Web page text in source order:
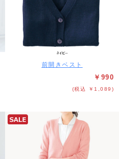
前開きベスト
￥990
(税込 ￥1,089)